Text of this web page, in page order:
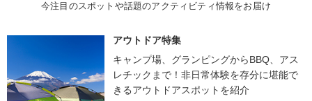
今注目のスポットや話題のアクティビティ情報をお届け
アウトドア特集
キャンプ場、グランピングからBBQ、アス
レチックまで！非日常体験を存分に堪能で
きるアウトドアスポットを紹介